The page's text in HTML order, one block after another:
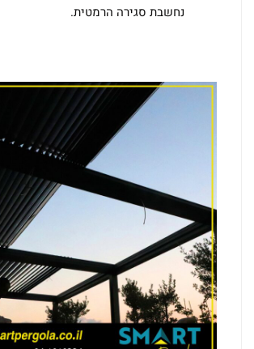
נחשבת סגירה הרמטית.